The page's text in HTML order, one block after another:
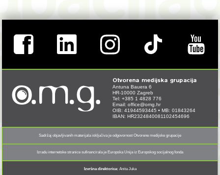
Otvorena medijska grupacija
Antuna Bauera 6
HR-10000 Zagreb
Tel: +385 1 4828 776
Email: office@omg.hr
OIB: 41944593445 • MB: 01843264
IBAN: HR2324840081102454696
Sadržaj objavljivanih materijala isključiva je odgovornost Otvorene medijske grupacije
Izradu internetske stranice sufinancirala je Europska Unija iz Europskog socijalnog fonda
Izvršna direktorica: Anita Juka